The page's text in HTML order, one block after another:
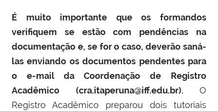
É muito importante que os formandos
verifiquem se estão com pendências na
documentação e, se for o caso, deverão saná-
las enviando os documentos pendentes para
o e-mail da Coordenação de Registro
Acadêmico (cra.itaperuna@iff.edu.br). O
Registro Acadêmico preparou dois tutoriais